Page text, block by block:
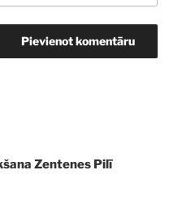
Zentenes Pilī